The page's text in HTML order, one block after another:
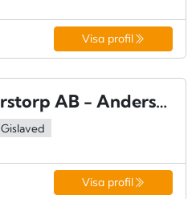
Visa profil
Mattssons i Anderstorp AB - Anderstorp
Gislaved
Visa profil